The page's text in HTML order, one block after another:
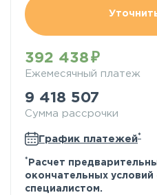
392 438
Ежемесячный платеж
9 418 507
Сумма рассрочки
График платежей*
* Расчет
окончательных
специалистом.